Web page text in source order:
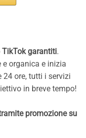
garantiti.
e organica e inizia
ore, tutti i servizi
in breve tempo!
promozione su